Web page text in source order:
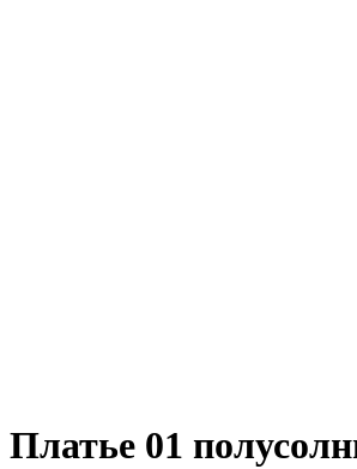
Платье 01